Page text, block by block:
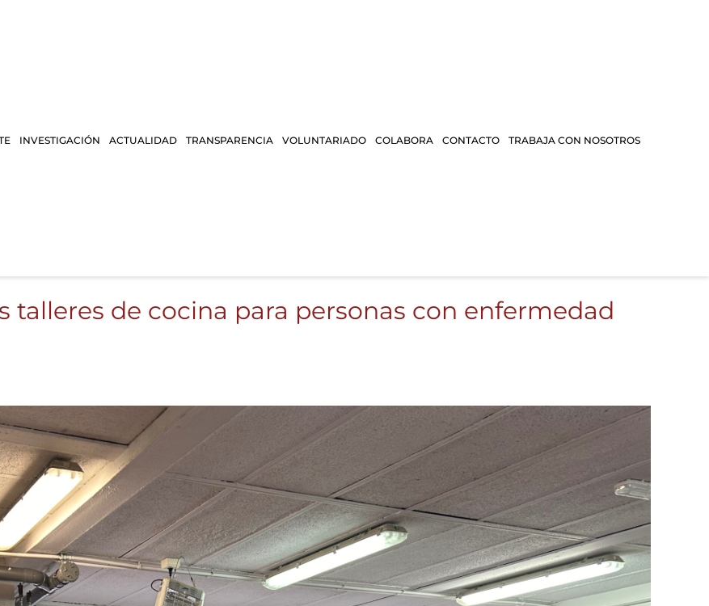
INVESTIGACIÓN ACTUALIDAD TRANSPARENCIA VOLUNTARIADO COLABORA CONTACTO TRABAJA CON NOSOTROS
talleres de cocina para personas con enfermedad